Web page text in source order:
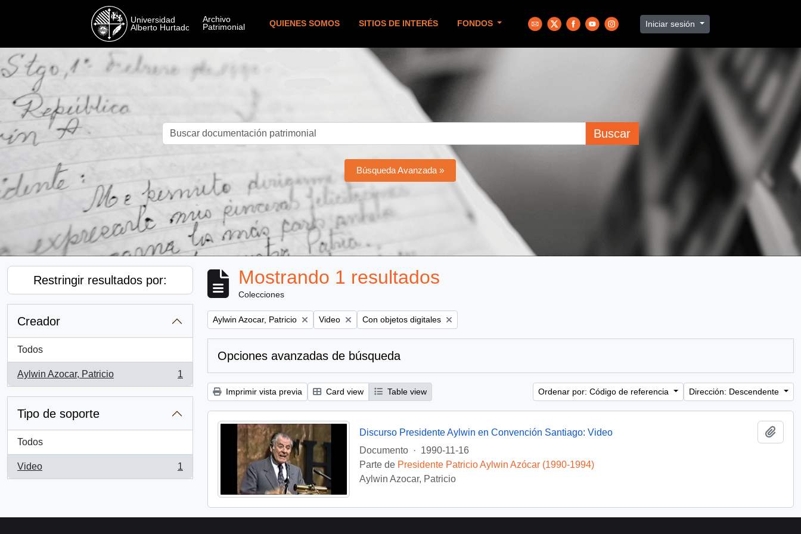
QUIENES SOMOS SITIOS DE INTERÉS FONDOS Iniciar sesión
Buscar
Búsqueda Avanzada »
Restringir resultados por:
Creador
Todos
Aylwin Azocar, Patricio
, 1 resultados
1
Tipo de soporte
Todos
Video
, 1 resultados
1
Mostrando 1 resultados
Colecciones
Remove filter:
Aylwin Azocar, Patricio Remove filter:
Video Remove filter:
Con objetos digitales
Opciones avanzadas de búsqueda
Imprimir vista previa Card view Table view Ordenar por: Código de referencia Dirección: Descendente
Discurso Presidente Aylwin en Convención Santiago: Video
Documento
· 1990-11-16
Parte de Presidente Patricio Aylwin Azócar (1990-1994)
Aylwin Azocar, Patricio